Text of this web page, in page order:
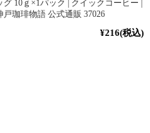
グ 10ｇ×1パック | クイックコーヒー |
戸珈琲物語 公式通販 37026
¥216(税込)